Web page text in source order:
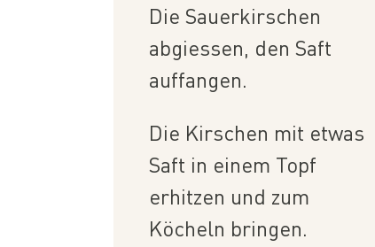
Die Sauerkirschen
abgiessen, den Saft
auffangen.
Die Kirschen mit etwas
Saft in einem Topf
erhitzen und zum
Köcheln bringen.